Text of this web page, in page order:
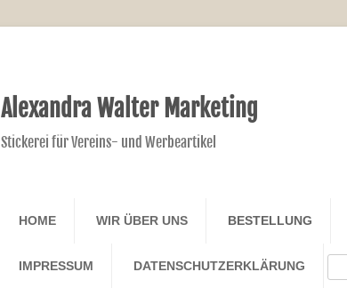
Alexandra Walter Marketing
Stickerei für Vereins- und Werbeartikel
HOME
WIR ÜBER UNS BESTELLUNG
IMPRESSUM DATENSCHUTZERKLÄRUNG